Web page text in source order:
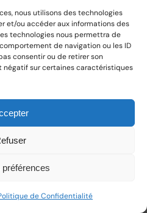
nous utilisons des technologies
et/ou accéder aux informations des
technologies nous permettra de
de navigation ou les ID
consentir ou de retirer son
sur certaines caractéristiques
préférences
de Confidentialité
premières